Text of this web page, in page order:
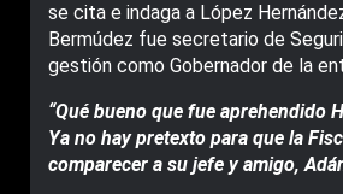
se cita e indaga a López
Bermúdez fue secretario de
gestión como Gobernador de la
“Qué bueno que fue aprehendido
Ya no hay pretexto para que la
comparecer a su jefe y amigo,